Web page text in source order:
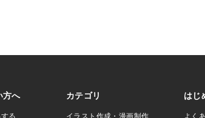
で